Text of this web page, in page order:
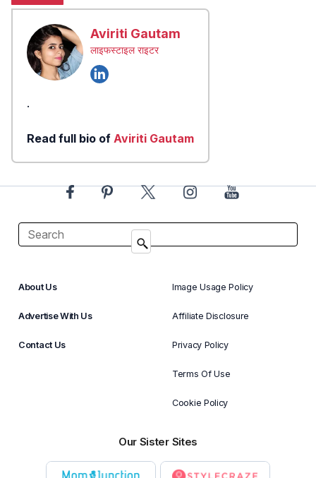
Aviriti Gautam
लाइफस्टाइल राइटर
.
Read full bio of Aviriti Gautam
About Us
Advertise With Us
Contact Us
Image Usage Policy
Affiliate Disclosure
Privacy Policy
Terms Of Use
Cookie Policy
Our Sister Sites